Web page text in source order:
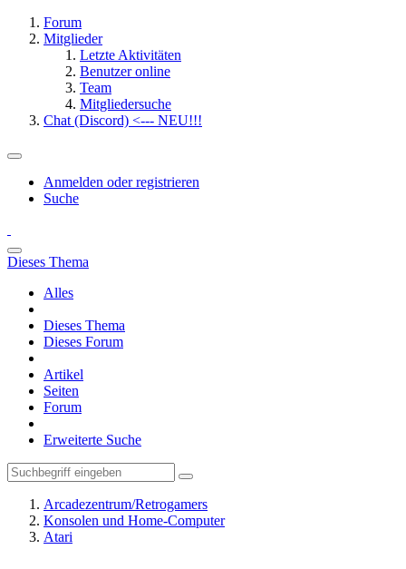
Forum
Mitglieder
Letzte Aktivitäten
Benutzer online
Team
Mitgliedersuche
Chat (Discord) <--- NEU!!!
Anmelden oder registrieren
Suche
Dieses Thema
Alles
Dieses Thema
Dieses Forum
Artikel
Seiten
Forum
Erweiterte Suche
Arcadezentrum/Retrogamers
Konsolen und Home-Computer
Atari